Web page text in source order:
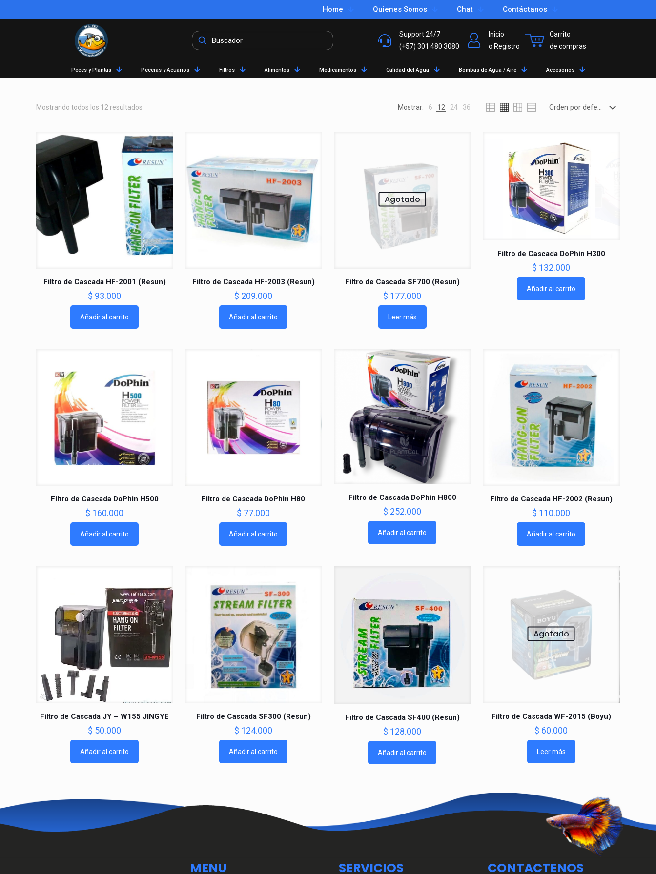
Home Quienes Somos Chat Contáctanos
Support 24/7
(+57) 301 480 3080
Inicio
o Registro
Carrito
de compras
Peces y Plantas Peceras y Acuarios Filtros Alimentos Medicamentos Calidad del Agua Bombas de Agua / Aire Accesorios
Mostrando todos los 12 resultados Mostrar: 6 12 24 36
Filtro de Cascada HF-2001 (Resun)
$ 93.000
Añadir al carrito
Filtro de Cascada HF-2003 (Resun)
$ 209.000
Añadir al carrito
Agotado
Filtro de Cascada SF700 (Resun)
$ 177.000
Leer más
Filtro de Cascada DoPhin H300
$ 132.000
Añadir al carrito
Filtro de Cascada DoPhin H500
$ 160.000
Añadir al carrito
Filtro de Cascada DoPhin H80
$ 77.000
Añadir al carrito
Filtro de Cascada DoPhin H800
$ 252.000
Añadir al carrito
Filtro de Cascada HF-2002 (Resun)
$ 110.000
Añadir al carrito
Filtro de Cascada JY – W155 JINGYE
$ 50.000
Añadir al carrito
Filtro de Cascada SF300 (Resun)
$ 124.000
Añadir al carrito
Filtro de Cascada SF400 (Resun)
$ 128.000
Añadir al carrito
Agotado
Filtro de Cascada WF-2015 (Boyu)
$ 60.000
Leer más
MENU SERVICIOS CONTACTENOS